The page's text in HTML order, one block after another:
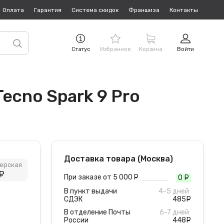
Оплата Гарантия Система скидок Франшиза Контакты
Статус Избранное Корзина Войти
Spark 9 Pro
Доставка товара (Москва)
При заказе от 5 000 0
В пункт выдачи
СДЭК
4-5 дней
485
В отделение Почты
России
6-7 дней
448